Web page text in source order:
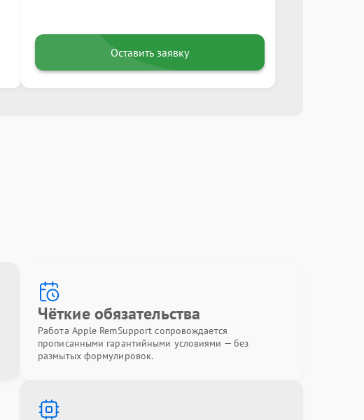
Оставить заявку
Чёткие обязательства
Работа Apple RemSupport сопровождается
прописанными гарантийными условиями — без
размытых формулировок.